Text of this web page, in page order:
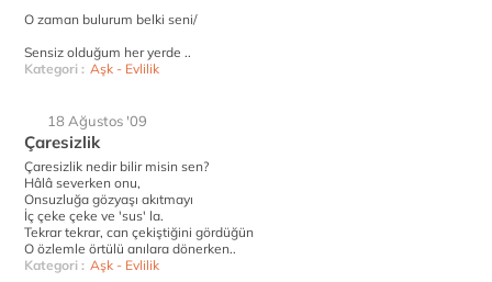
O zaman bulurum belki seni/
Sensiz olduğum her yerde ..
Kategori : Aşk - Evlilik
18 Ağustos '09
Çaresizlik
Çaresizlik nedir bilir misin sen?
Hâlâ severken onu,
Onsuzluğa gözyaşı akıtmayı
İç çeke çeke ve 'sus' la.
Tekrar tekrar, can çekiştiğini gördüğün
O özlemle örtülü anılara dönerken..
Kategori : Aşk - Evlilik